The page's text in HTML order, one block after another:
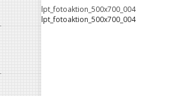
lpt_fotoaktion_500x700_004
lpt_fotoaktion_500x700_004